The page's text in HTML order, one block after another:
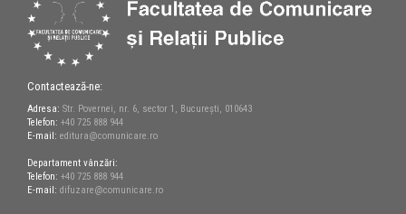
Contactează-ne:
Adresa: Str. Povernei, nr. 6, sector 1, București, 010643
Telefon: +40 725 888 944
E-mail: editura@comunicare.ro
Departament vânzări:
Telefon: +40 725 888 944
E-mail: difuzare@comunicare.ro